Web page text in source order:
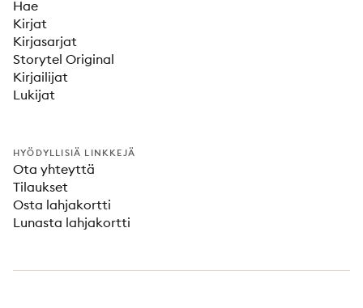
Hae
Kirjat
Kirjasarjat
Storytel Original
Kirjailijat
Lukijat
HYÖDYLLISIÄ LINKKEJÄ
Ota yhteyttä
Tilaukset
Osta lahjakortti
Lunasta lahjakortti